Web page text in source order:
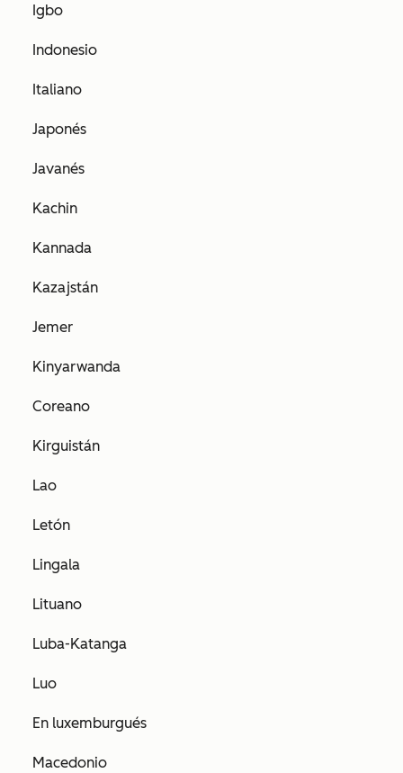
Igbo
Indonesio
Italiano
Japonés
Javanés
Kachin
Kannada
Kazajstán
Jemer
Kinyarwanda
Coreano
Kirguistán
Lao
Letón
Lingala
Lituano
Luba-Katanga
Luo
En luxemburgués
Macedonio